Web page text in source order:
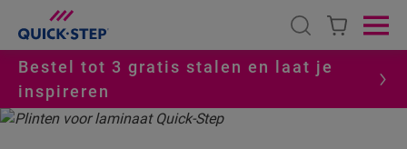
Open search
Bestel tot 3 gratis stalen en laat je
inspireren